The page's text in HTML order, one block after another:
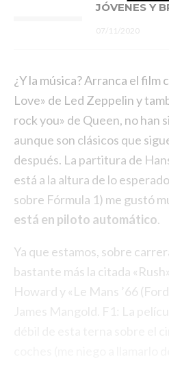
JÓVENES Y
07/11/2020
¿Y la música? Arranca el film
Love» de Led Zeppelin y
rock you» de Queen, no han
aunque son clásicos que
después. La partitura de
está a la altura de lo
sobre Fórmula 1) me gustó
está en piloto automático.
Ya que estamos, sobre
bastante más la citada
Howard y «Le Mans ’66